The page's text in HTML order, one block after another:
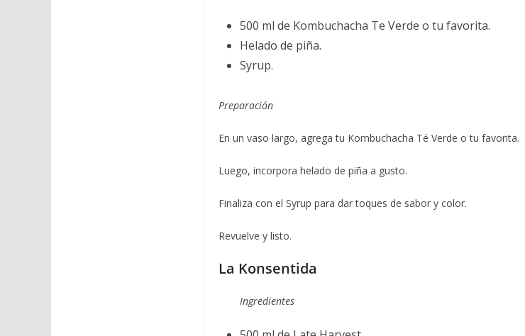
500 ml de Kombuchacha Te Verde o tu favorita.
Helado de piña.
Syrup.
Preparación
En un vaso largo, agrega tu Kombuchacha Té Verde o tu favorita.
Luego, incorpora helado de piña a gusto.
Finaliza con el Syrup para dar toques de sabor y color.
Revuelve y listo.
La Konsentida
Ingredientes